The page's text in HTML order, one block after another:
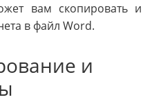
вам скопировать и
в файл Word.
и